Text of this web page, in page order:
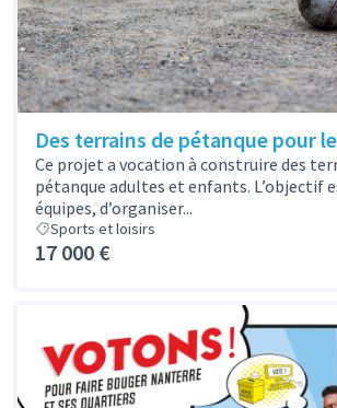
Des terrains de pétanque pour
Ce projet a vocation à construire des
pétanque adultes et enfants. L’objectif
équipes, d’organiser...
Sports et loisirs
17 000 €